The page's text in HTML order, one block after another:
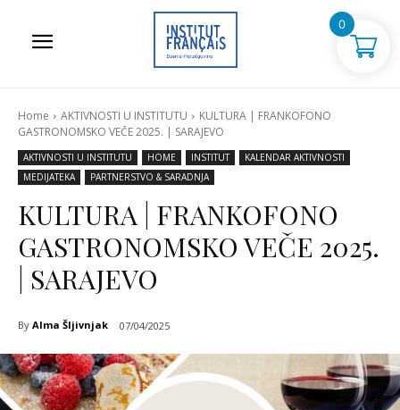
Home AKTIVNOSTI U INSTITUTU
KULTURA | FRANKOFONO
GASTRONOMSKO VEČE 2025. | SARAJEVO
AKTIVNOSTI U INSTITUTU HOME INSTITUT
KALENDAR AKTIVNOSTI
MEDIJATEKA
PARTNERSTVO & SARADNJA
KULTURA | FRANKOFONO
GASTRONOMSKO VEČE 2025.
| SARAJEVO
By Alma Šljivnjak 07/04/2025
0